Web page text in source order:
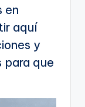
en
aquí
y
para que